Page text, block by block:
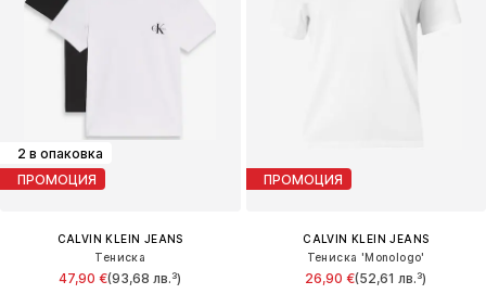
2 в опаковка
ПРОМОЦИЯ
CALVIN KLEIN JEANS
Тениска
47,90 €(93,68 лв.³)
ПРОМОЦИЯ
CALVIN KLEIN JEANS
Тениска 'Monologo'
26,90 €(52,61 лв.³)